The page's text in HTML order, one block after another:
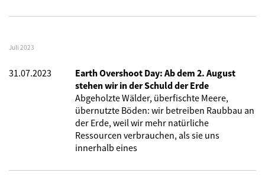
Juli 2023
31.07.2023
Earth Overshoot Day: Ab dem 2. August
stehen wir in der Schuld der Erde
Abgeholzte Wälder, überfischte Meere,
übernutzte Böden: wir betreiben Raubbau an
der Erde, weil wir mehr natürliche
Ressourcen verbrauchen, als sie uns
innerhalb eines